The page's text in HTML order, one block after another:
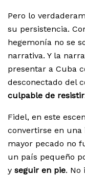
Pero lo
su persistencia.
hegemonía no se
narrativa. Y la
presentar a Cuba
desconectado del
culpable de resistir
Fidel, en este
convertirse en una
mayor pecado no
un país pequeño
y seguir en pie. No